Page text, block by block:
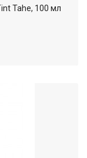
Tahe, 100 мл